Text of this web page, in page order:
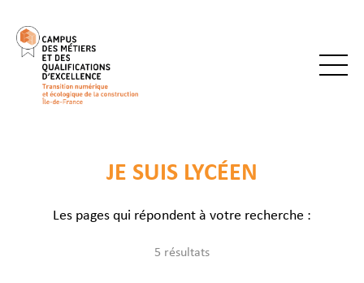
JE SUIS LYCÉEN
Les pages qui répondent à votre recherche :
5 résultats